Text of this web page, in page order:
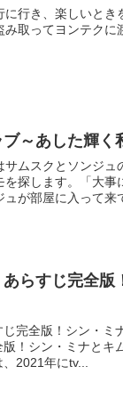
行き、楽しいと
取ってヨンテクに
～あした輝く
ムスクとソンジ
探します。「大
が部屋に入って来
あらすじ完全
じ完全版！シン・
！シン・ミナとキ
2021年にtv...